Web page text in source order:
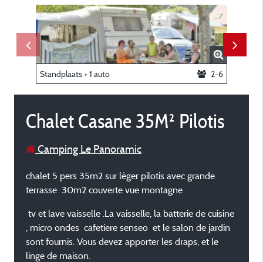
Standplaats + 1 auto 2-6
Chalet Casane 35M² Pilotis
Camping Le Panoramic
chalet 5 pers 35m2 sur lèger pilotis avec grande
terrasse 30m2 couverte vue montagne
tv et lave vaisselle .La vaisselle, la batterie de cuisine
, micro ondes cafetiere senseo et le salon de jardin
sont fournis. Vous devez apporter les draps, et le
linge de maison.